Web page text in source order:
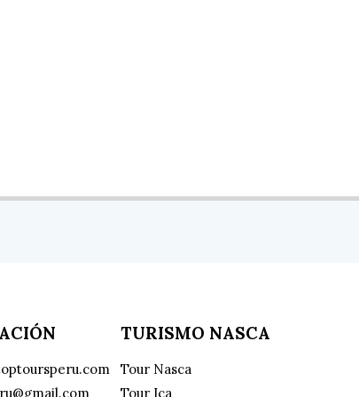
TURISMO NASCA
Tour Nasca
Tour Ica